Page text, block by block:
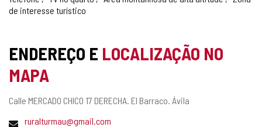
de interesse turístico
ENDEREÇO E LOCALIZAÇÃO NO
MAPA
Endereço
Calle MERCADO CHICO 17 DERECHA. El Barraco. Ávila
Endereço
ruralturmau@gmail.com